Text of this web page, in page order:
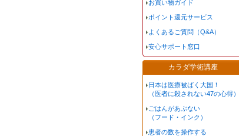
お買い物ガイド
ポイント還元サービス
よくあるご質問（Q&A）
安心サポート窓口
カラダ学術講座
日本は医療被ばく大国！
（医者に殺されない47の心得）
ごはんがあぶない
（フード・インク）
患者の数を操作する